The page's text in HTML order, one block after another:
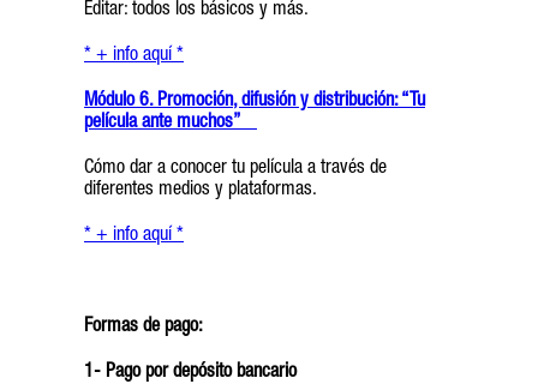
Editar: todos los básicos y más.
* + info aquí *
Módulo 6. Promoción, difusión y distribución: “Tu
película ante muchos”
Cómo dar a conocer tu película a través de
diferentes medios y plataformas.
* + info aquí *
Formas de pago:
1- Pago por depósito bancario